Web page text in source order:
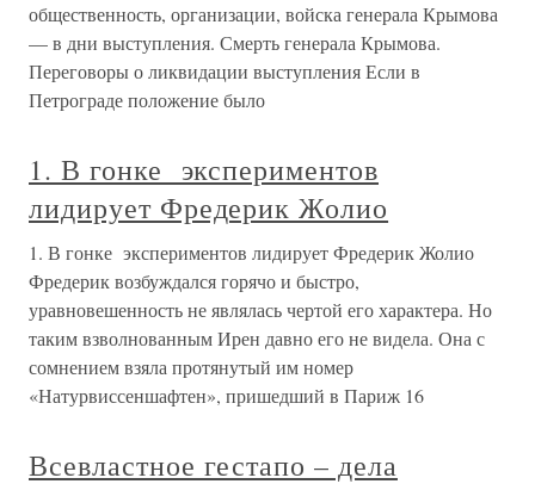
общественность, организации, войска генерала Крымова
— в дни выступления. Смерть генерала Крымова.
Переговоры о ликвидации выступления Если в
Петрограде положение было
1. В гонке экспериментов
лидирует Фредерик Жолио
1. В гонке экспериментов лидирует Фредерик Жолио
Фредерик возбуждался горячо и быстро,
уравновешенность не являлась чертой его характера. Но
таким взволнованным Ирен давно его не видела. Она с
сомнением взяла протянутый им номер
«Натурвиссеншафтен», пришедший в Париж 16
Всевластное гестапо – дела